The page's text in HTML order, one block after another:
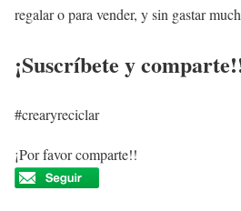
regalar o para vender, y sin gastar
¡Suscríbete y
#crearyreciclar
¡Por favor comparte!!